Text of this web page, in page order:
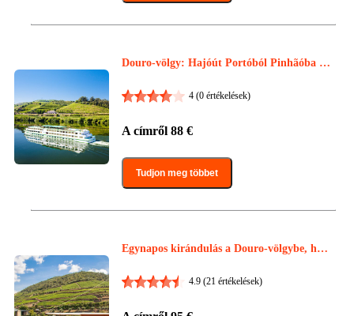
Douro-völgy: Hajóút Portóból Pinhãóba re
4 (0 értékelések)
A címről 88 €
Tudjon meg többet
Egynapos kirándulás a Douro-völgybe, hajó
4.9 (21 értékelések)